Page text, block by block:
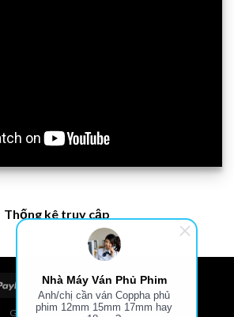
Thống kê truy cập
GIÁ VÁN PHỦ PHIM, VÁN COPPHA
Nhà Máy Ván Phủ Phim
Anh/chị cần ván Coppha phủ
phim 12mm 15mm 17mm hay